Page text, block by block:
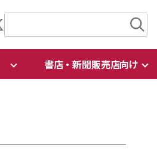
書店・新聞販売店向け